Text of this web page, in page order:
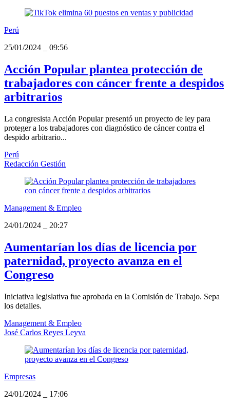
Perú
25/01/2024
09:56
Acción Popular plantea protección de
trabajadores con cáncer frente a despidos
arbitrarios
La congresista Acción Popular presentó un proyecto de ley para
proteger a los trabajadores con diagnóstico de cáncer contra el
despido arbitrario...
Perú
Redacción Gestión
Management & Empleo
24/01/2024
20:27
Aumentarían los días de licencia por
paternidad, proyecto avanza en el
Congreso
Iniciativa legislativa fue aprobada en la Comisión de Trabajo. Sepa
los detalles.
Management & Empleo
José Carlos Reyes Leyva
Empresas
24/01/2024
17:06